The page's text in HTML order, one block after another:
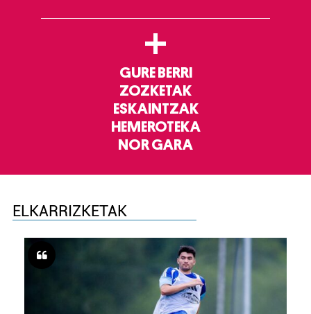
+
GURE BERRI
ZOZKETAK
ESKAINTZAK
HEMEROTEKA
NOR GARA
ELKARRIZKETAK